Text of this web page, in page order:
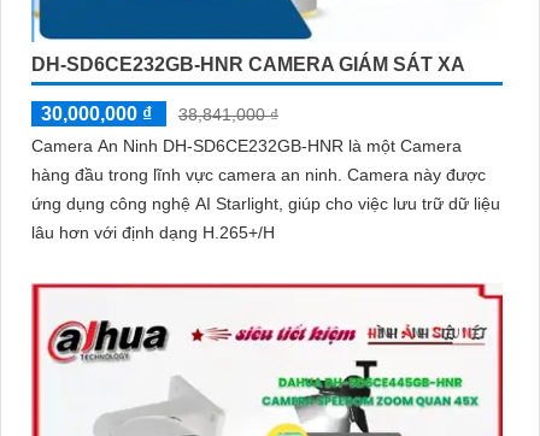
DH-SD6CE232GB-HNR CAMERA GIÁM SÁT XA
30,000,000 ₫
38,841,000 ₫
Camera An Ninh DH-SD6CE232GB-HNR là một Camera
hàng đầu trong lĩnh vực camera an ninh. Camera này được
ứng dụng công nghệ AI Starlight, giúp cho việc lưu trữ dữ liệu
lâu hơn với định dạng H.265+/H